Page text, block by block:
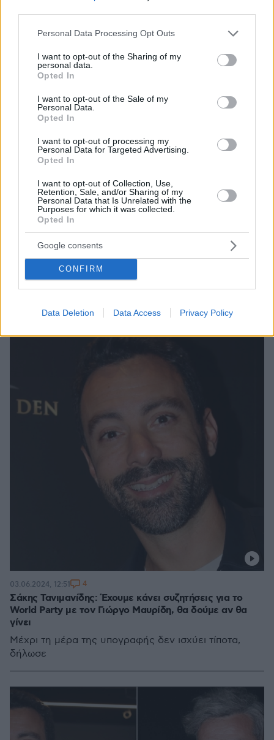
Please note that this website/app uses one or more Google
not limited to your visit or usage behaviour. You may click to
grant or deny consent to Google and its third-party tags to
use your data for below specified purposes in below Google
consent section.
Personal Data Processing Opt Outs
I want to opt-out of the Sharing of my
personal data.
Opted In
I want to opt-out of the Sale of my
Personal Data.
Opted In
I want to opt-out of processing my
Personal Data for Targeted Advertising.
Opted In
I want to opt-out of Collection, Use,
Retention, Sale, and/or Sharing of my
Personal Data that Is Unrelated with the
Purposes for which it was collected.
Opted In
Google consents
CONFIRM
Data Deletion Data Access Privacy Policy
Σάκης Τανιμανίδης και Γιώργος Μαυρίδης ανακοίνωσαν
την επιστροφή του «World Party»
Δείτε το βίντεο που ανάρτησαν στο Instagram
Σάκης Τανιμανίδης: Έχουμε κάνει συζητήσεις για το
World Party με τον Γιώργο Μαυρίδη, θα δούμε αν θα
γίνει
Μέχρι τη μέρα της υπογραφής δεν ισχύει τίποτα,
δήλωσε
03.06.2024, 12:51 4